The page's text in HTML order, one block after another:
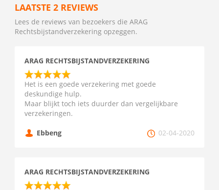
LAATSTE 2 REVIEWS
Lees de reviews van bezoekers die ARAG
Rechtsbijstandverzekering opzeggen.
ARAG RECHTSBIJSTANDVERZEKERING
Het is een goede verzekering met goede
deskundige hulp.
Maar blijkt toch iets duurder dan vergelijkbare
verzekeringen.
Ebbeng 02-04-2020
ARAG RECHTSBIJSTANDVERZEKERING